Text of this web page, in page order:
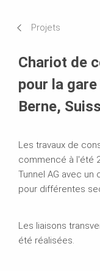
Projets
Chariot de
pour la
Berne,
Les travaux de
commencé à l'été
Tunnel AG avec
pour différentes
Les liaisons
été réalisées.